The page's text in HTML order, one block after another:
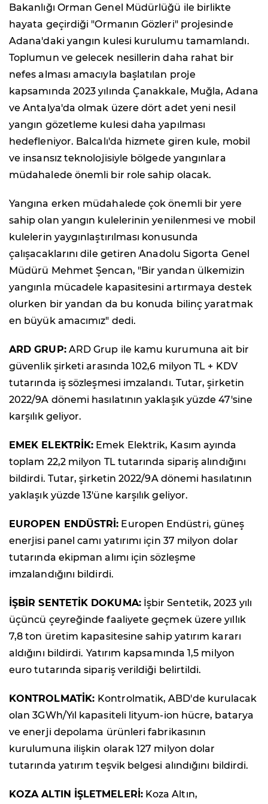
Bakanlığı Orman Genel Müdürlüğü ile birlikte
hayata geçirdiği "Ormanın Gözleri" projesinde
Adana'daki yangın kulesi kurulumu tamamlandı.
Toplumun ve gelecek nesillerin daha rahat bir
nefes alması amacıyla başlatılan proje
kapsamında 2023 yılında Çanakkale, Muğla, Adana
ve Antalya'da olmak üzere dört adet yeni nesil
yangın gözetleme kulesi daha yapılması
hedefleniyor. Balcalı'da hizmete giren kule, mobil
ve insansız teknolojisiyle bölgede yangınlara
müdahalede önemli bir role sahip olacak.
Yangına erken müdahalede çok önemli bir yere
sahip olan yangın kulelerinin yenilenmesi ve mobil
kulelerin yaygınlaştırılması konusunda
çalışacaklarını dile getiren Anadolu Sigorta Genel
Müdürü Mehmet Şencan, "Bir yandan ülkemizin
yangınla mücadele kapasitesini artırmaya destek
olurken bir yandan da bu konuda bilinç yaratmak
en büyük amacımız" dedi.
ARD GRUP:ARD Grup ile kamu kurumuna ait bir
güvenlik şirketi arasında 102,6 milyon TL + KDV
tutarında iş sözleşmesi imzalandı. Tutar, şirketin
2022/9A dönemi hasılatının yaklaşık yüzde 47'sine
karşılık geliyor.
EMEK ELEKTRİK: Emek Elektrik, Kasım ayında
toplam 22,2 milyon TL tutarında sipariş alındığını
bildirdi. Tutar, şirketin 2022/9A dönemi hasılatının
yaklaşık yüzde 13'üne karşılık geliyor.
EUROPEN ENDÜSTRİ: Europen Endüstri, güneş
enerjisi panel camı yatırımı için 37 milyon dolar
tutarında ekipman alımı için sözleşme
imzalandığını bildirdi.
İŞBİR SENTETİK DOKUMA:İşbir Sentetik, 2023 yılı
üçüncü çeyreğinde faaliyete geçmek üzere yıllık
7,8 ton üretim kapasitesine sahip yatırım kararı
aldığını bildirdi. Yatırım kapsamında 1,5 milyon
euro tutarında sipariş verildiği belirtildi.
KONTROLMATİK: Kontrolmatik, ABD'de kurulacak
olan 3GWh/Yıl kapasiteli lityum-ion hücre, batarya
ve enerji depolama ürünleri fabrikasının
kurulumuna ilişkin olarak 127 milyon dolar
tutarında yatırım teşvik belgesi alındığını bildirdi.
KOZA ALTIN İŞLETMELERİ:Koza Altın,